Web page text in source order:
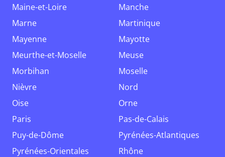
Maine-et-Loire
Manche
Marne
Martinique
Mayenne
Mayotte
Meurthe-et-Moselle
Meuse
Morbihan
Moselle
Nièvre
Nord
Oise
Orne
Paris
Pas-de-Calais
Puy-de-Dôme
Pyrénées-Atlantiques
Pyrénées-Orientales
Rhône